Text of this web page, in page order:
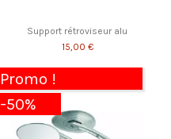
Support rétroviseur alu
15,00 €
Promo !
-50%